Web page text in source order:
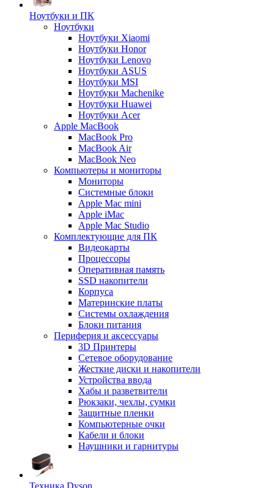
Ноутбуки и ПК
Ноутбуки
Ноутбуки Xiaomi
Ноутбуки Honor
Ноутбуки Lenovo
Ноутбуки ASUS
Ноутбуки MSI
Ноутбуки Machenike
Ноутбуки Huawei
Ноутбуки Acer
Apple MacBook
MacBook Pro
MacBook Air
MacBook Neo
Компьютеры и мониторы
Мониторы
Системные блоки
Apple Mac mini
Apple iMac
Apple Mac Studio
Комплектующие для ПК
Видеокарты
Процессоры
Оперативная память
SSD накопители
Корпуса
Материнские платы
Системы охлаждения
Блоки питания
Периферия и аксессуары
3D Принтеры
Сетевое оборудование
Жесткие диски и накопители
Устройства ввода
Хабы и разветвители
Рюкзаки, чехлы, сумки
Защитные пленки
Компьютерные очки
Кабели и блоки
Наушники и гарнитуры
Техника Dyson